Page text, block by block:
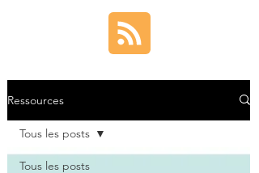
Ressources
Tous les posts
Tous les posts